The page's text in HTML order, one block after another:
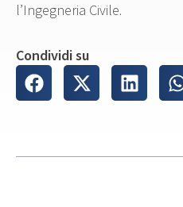
l’Ingegneria Civile.
Condividi su